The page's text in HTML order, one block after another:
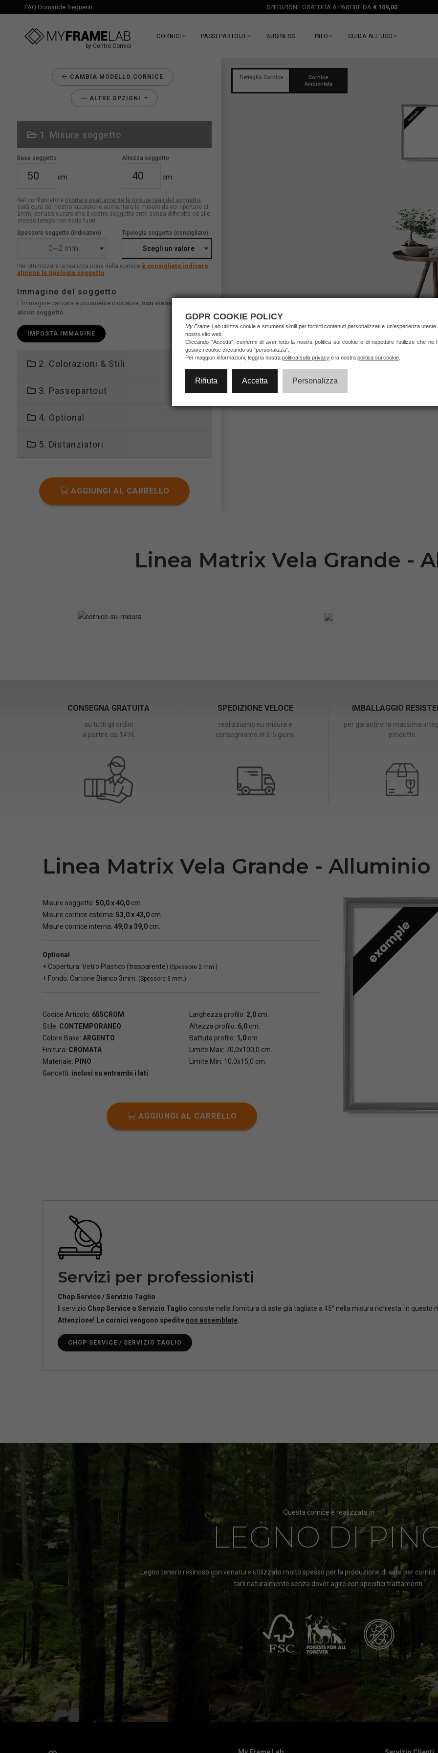
FAQ Domande frequenti SPEDIZIONE GRATUITA A PARTIRE DA € 149,00
by Centro Cornici
CORNICI PASSEPARTOUT BUSINESS INFO GUIDA ALL'USO
CAMBIA MODELLO CORNICE
ALTRE OPZIONI
1. Misure soggetto
Base soggetto
cm
Altezza soggetto
cm
Nel configuratore riportare esattamente le misure reali del soggetto,
sarà cura del nostro laboratorio aumentare le misure da voi riportare di
2mm. per assicurare che il vostro soggetto entri senza difficoltà ed allo
stesso tempo non cada fuori.
Spessore soggetto (indicativo)
0~2 mm.
Tipologia soggetto (consigliato)
Scegli un valore
Per ottimizzare la realizzazione della cornice è consigliato indicare
almeno la tipologia soggetto
Immagine del soggetto
L'immagine caricata è puramente indicativa, non viene stampato
alcun soggetto.
IMPOSTA IMMAGINE
2. Colorazioni & Stili
3. Passepartout
4. Optional
5. Distanziatori
AGGIUNGI AL CARRELLO
Dettaglio Cornice
Cornice
Ambientata
Linea Matrix Vela Grande -
CONSEGNA GRATUITA
su tutti gli ordini
a partire da 149€
SPEDIZIONE VELOCE
realizziamo su misura e
consegniamo in 2-5 giorni
IMBALLAGGIO
per garantirvi la massima
prodotto
Linea Matrix Vela Grande - Alluminio
Misure soggetto: 50,0 x 40,0 cm.
Misure cornice esterna: 53,0 x 43,0 cm.
Misure cornice interna: 49,0 x 39,0 cm.
Optional
+ Copertura: Vetro Plastico (trasparente) (Spessore 2 mm.)
+ Fondo: Cartone Bianco 3mm. (Spessore 3 mm.)
Codice Articolo: 655CROM
Stile: CONTEMPORANEO
Colore Base: ARGENTO
Finitura: CROMATA
Materiale: PINO
Gancetti: inclusi su entrambi i lati
Larghezza profilo: 2,0 cm.
Altezza profilo: 6,0 cm.
Battuta profilo: 1,0 cm.
Limite Max: 70,0x100,0 cm.
Limite Min: 10,0x15,0 cm.
AGGIUNGI AL CARRELLO
Servizi per professionisti
Chop Service / Servizio Taglio
Il servizio Chop Service o Servizio Taglio consiste nella fornitura di aste già tagliate a 45° nella misura richiesta. In questo
Attenzione! Le cornici vengono spedite non assemblate.
CHOP SERVICE / SERVIZIO TAGLIO
Questa cornice è realizzata in
LEGNO DI
Legno tenero resinoso con venature utilizzato molto spesso per la produzione di aste per
tarli naturalmente senza dover agire con specifici trattamenti.
GDPR COOKIE POLICY
My Frame Labutilizza cookie e strumenti simili per fornirti contenuti personalizzati e un’esperienza utente
nostro sito web.
Cliccando "Accetta", confermi di aver letto la nostra politica sui cookie e di rispettare l’utilizzo che ne
gestire i cookie cliccando su "personalizza".
Per maggiori informazioni, leggi la nostra politica sulla privacy e la nostra politica sui cookie
Rifiuta Accetta Personalizza